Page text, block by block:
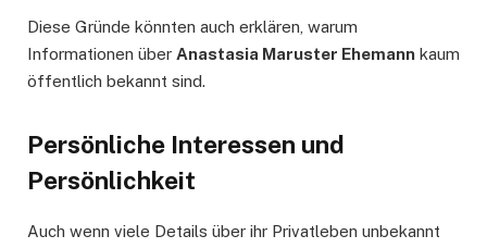
Diese Gründe könnten auch erklären, warum
Informationen über Anastasia Maruster Ehemann kaum
öffentlich bekannt sind.
Persönliche Interessen und
Persönlichkeit
Auch wenn viele Details über ihr Privatleben unbekannt